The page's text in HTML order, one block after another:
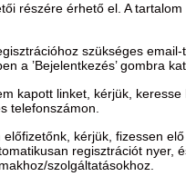
részére érhető el. A
szükséges
a ’Bejelentkezés’ gombra
kapott linket, kérjük,
telefonszámon.
kérjük, fizessen
regisztrációt nyer,
szolgáltatásokhoz.